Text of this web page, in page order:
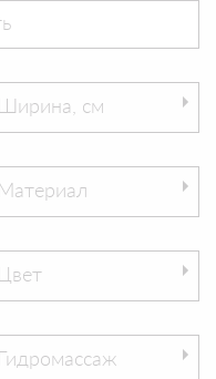
Ширина, см
Материал
Цвет
Гидромассаж